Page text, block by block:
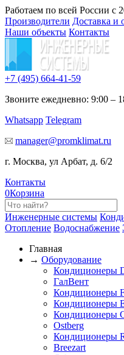
Работаем по всей России с
Производители Доставка и
Наши объекты Контакты
+7 (495) 664-41-59
Звоните ежедневно: 9:00 –
Whatsapp Telegram
manager@promklimat.ru
г. Москва, ул Арбат, д. 6/2
Контакты
0Корзина
Инженерные системы
Отопление Водоснабжение
Главная
→ Оборудование
Кондиционеры
ГалВент
Кондиционеры
Кондиционеры
Кондиционеры
Ostberg
Кондиционеры
Breezart